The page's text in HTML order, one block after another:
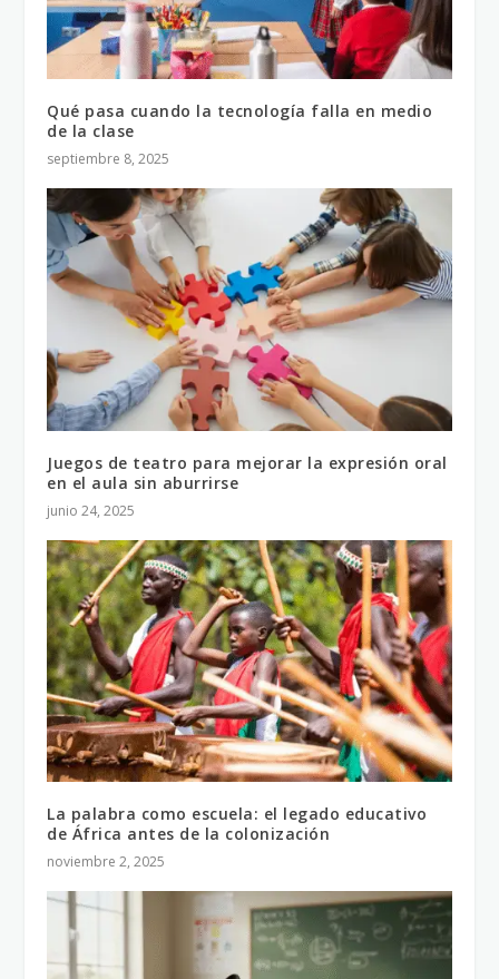
Qué pasa cuando la tecnología falla en medio
de la clase
septiembre 8, 2025
Juegos de teatro para mejorar la expresión oral
en el aula sin aburrirse
junio 24, 2025
La palabra como escuela: el legado educativo
de África antes de la colonización
noviembre 2, 2025